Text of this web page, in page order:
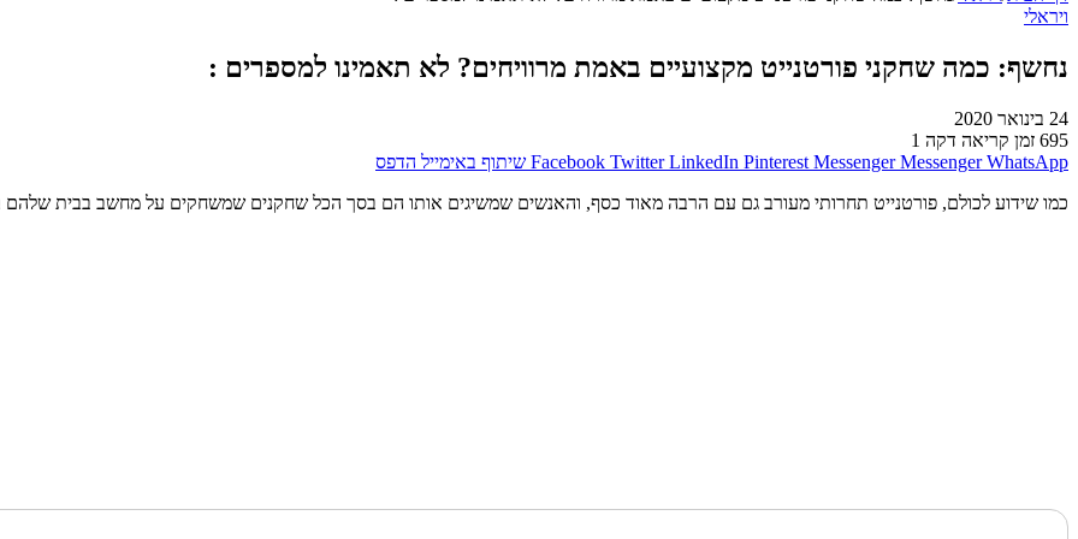
ויראלי
נחשף: כמה שחקני פורטנייט מקצועיים באמת מרוויחים? לא תאמינו למספרים :
24 בינואר 2020
695 זמן קריאה דקה 1
Facebook Twitter LinkedIn Pinterest Messenger Messenger WhatsApp שיתוף באימייל הדפס
כמו שידוע לכולם, פורטנייט תחרותי מעורב גם עם הרבה מאוד כסף, והאנשים שמשיגים אותו הם בסך הכל שחקנים שמשחקים על מחשב בבית שלהם